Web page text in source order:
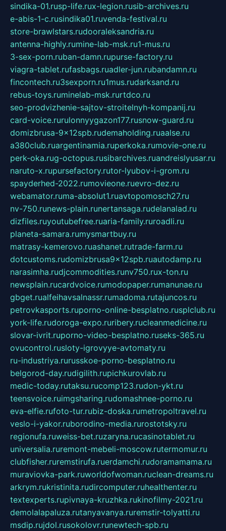
sindika-01.rusp-life.rux-legion.rusib-archives.ru
e-abis-1-c.rusindika01.ruvenda-festival.ru
store-brawlstars.rudooraleksandria.ru
antenna-highly.rumine-lab-msk.ru1-mus.ru
3-sex-porn.ruban-damn.rupurse-factory.ru
viagra-tablet.rufasbags.ruadler-jun.rubandamn.ru
fincontech.ru3sexporn.ru1mus.rudarksand.ru
rebus-toys.ruminelab-msk.rurtdco.ru
seo-prodvizhenie-sajtov-stroitelnyh-kompanij.ru
card-voice.rurulonnyygazon177.rusnow-guard.ru
domizbrusa-9x12spb.rudemaholding.ruaalse.ru
a380club.ruargentinamia.ruperkoka.rumovie-one.ru
perk-oka.rug-octopus.rusibarchives.ruandreislyusar.ru
naruto-x.rupursefactory.rutor-lyubov-i-grom.ru
spayderhed-2022.rumovieone.ruevro-dez.ru
webamator.ruma-absolut1.ruavtopomosch27.ru
nv-750.runews-plain.runertansaga.rudelanalad.ru
dizfiles.ruyoutubefree.ruaria-family.ruroadli.ru
planeta-samara.rumysmartbuy.ru
matrasy-kemerovo.ruashanet.rutrade-farm.ru
dotcustoms.rudomizbrusa9x12spb.ruautodamp.ru
narasimha.rudjcommodities.runv750.rux-ton.ru
newsplain.rucardvoice.rumodopaper.rumanunae.ru
gbget.rualfeihavsalnassr.rumadoma.rutajuncos.ru
petrovkasports.ruporno-online-besplatno.rusplclub.ru
york-life.rudoroga-expo.ruribery.rucleanmedicine.ru
slovar-ivrit.ruporno-video-besplatno.ruseks-365.ru
ovucontrol.rusloty-igrovyye-avtomaty.ru
ru-industriya.rurusskoe-porno-besplatno.ru
belgorod-day.rudigilith.rupichkurovlab.ru
medic-today.rutaksu.rucomp123.rudon-ykt.ru
teensvoice.ruimgsharing.rudomashnee-porno.ru
eva-elfie.rufoto-tur.rubiz-doska.rumetropoltravel.ru
veslo-i-yakor.ruborodino-media.rurostotsky.ru
regionufa.ruweiss-bet.ruzaryna.rucasinotablet.ru
universalia.ruremont-mebeli-moscow.rutermomur.ru
clubfisher.ruremstirufa.ruerdamchi.rudoramamama.ru
muraviovka-park.ruworldofwoman.ruclean-dreams.ru
arkrym.rukristinita.rudircomputer.ruhealthenter.ru
textexperts.rupivnaya-kruzhka.rukinofilmy-2021.ru
demolalapaluza.rutanyavanya.ruremstir-tolyatti.ru
msdip.rujdol.rusokolovr.runewtech-spb.ru